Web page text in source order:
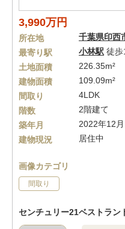
3,990万円
所在地 千葉県印西
最寄り駅
小林駅 徒
土地面積
226.35m²
建物面積
109.09m²
間取り
4LDK
階数
2階建て
築年月
2022年12月
建物現況
居住中
画像カテゴリ
間取り
センチュリー21ベストラン